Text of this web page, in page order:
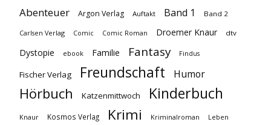
Abenteuer Argon Verlag Auftakt Band 1 Band 2
Carlsen Verlag Comic Comic Roman Droemer Knaur dtv
Dystopie ebook Familie Fantasy Findus
Fischer Verlag Freundschaft Humor
Hörbuch Katzenmittwoch Kinderbuch
Knaur Kosmos Verlag Krimi Kriminalroman Leben